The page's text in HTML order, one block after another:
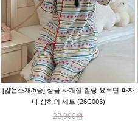
[얇은소재/5종] 상큼 사계절 찰랑 요루면 파자
마 상하의 세트 (26C003)
22,900원